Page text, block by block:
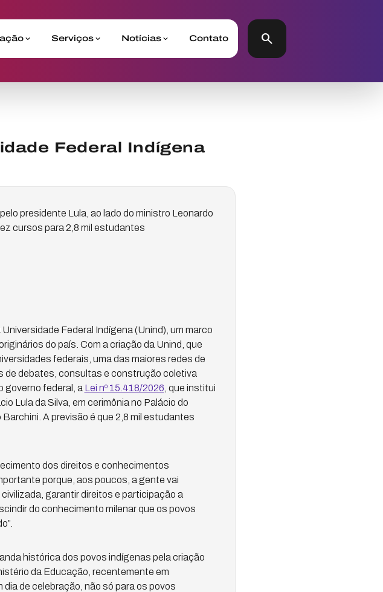
Serviços Notícias Contato search
Federal Indígena
presidente Lula, ao lado do ministro Leonardo
cursos para 2,8 mil estudantes
Federal Indígena (Unind), um marco
do país. Com a criação da Unind, que
federais, uma das maiores redes de
de debates, consultas e construção coletiva
governo federal, a Lei nº 15.418/2026 , que institui
Lula da Silva, em cerimônia no Palácio do
A previsão é que 2,8 mil estudantes
dos direitos e conhecimentos
porque, aos poucos, a gente vai
garantir direitos e participação a
do conhecimento milenar que os povos
histórica dos povos indígenas pela criação
da Educação, recentemente em
de celebração, não só para os povos